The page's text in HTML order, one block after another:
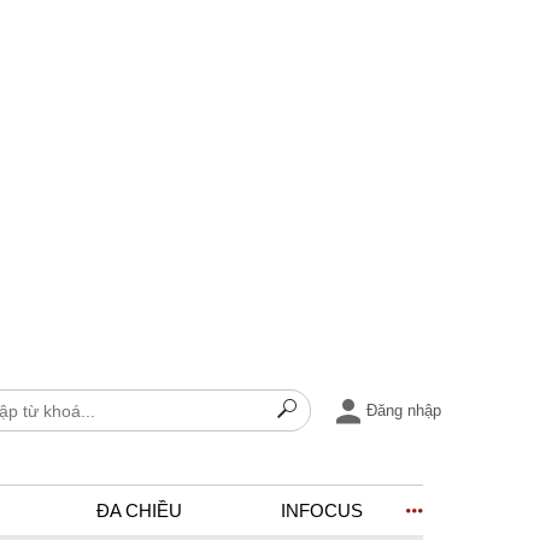
Đăng nhập
ĐA CHIỀU INFOCUS